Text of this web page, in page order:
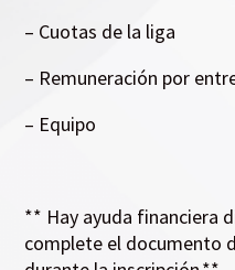
– Cuotas de la liga
– Remuneración por
– Equipo
** Hay ayuda financiera
complete el documento